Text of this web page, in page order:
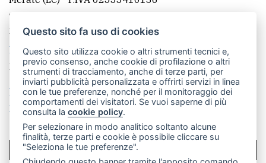
Telefono:
mail: redazione@merateonline.it
La redazione
CasateOnline LeccoOnline
RSS
Made by VIP
Privacy policy
Cookie policy
Rivedi le tue scelte sui cookie
SCRIVICI
Questo sito fa uso di cookies
Questo sito utilizza cookie o altri strumenti tecnici e,
previo consenso, anche cookie di profilazione o altri
strumenti di tracciamento, anche di terze parti, per
inviarti pubblicità personalizzata e offrirti servizi in linea
con le tue preferenze, nonché per il monitoraggio dei
comportamenti dei visitatori. Se vuoi saperne di più
consulta lacookie policy.
Per selezionare in modo analitico soltanto alcune
finalità, terze parti e cookie è possibile cliccare su
"Seleziona le tue preferenze".